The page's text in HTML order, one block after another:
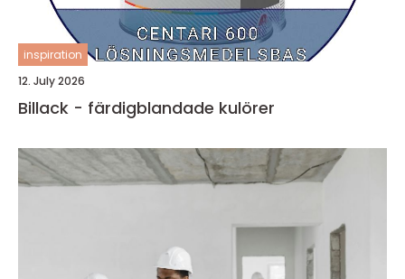
inspiration
12. July 2026
Billack - färdigblandade kulörer